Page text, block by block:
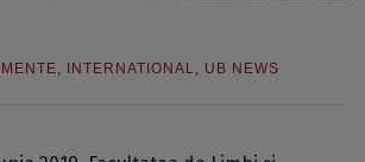
, INTERNATIONAL, UB NEWS